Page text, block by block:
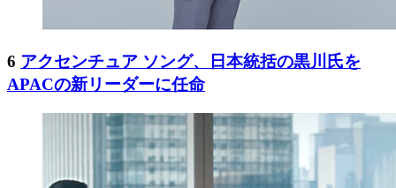
6 アクセンチュア ソング、日本統括の黒川氏を
APACの新リーダーに任命